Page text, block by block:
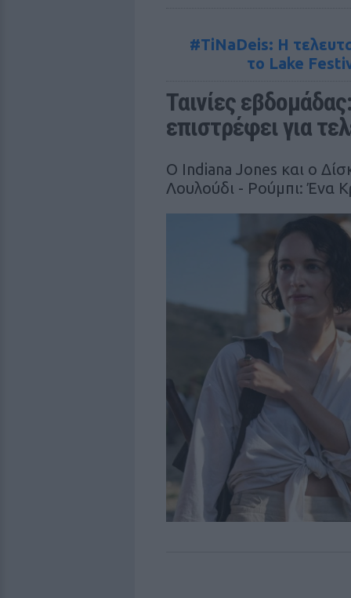
#TiNaDeis: Η
το Lake
Ταινίες
επιστρέφει για
O Indiana Jones και ο
Λουλούδι - Ρούμπι: Ένα